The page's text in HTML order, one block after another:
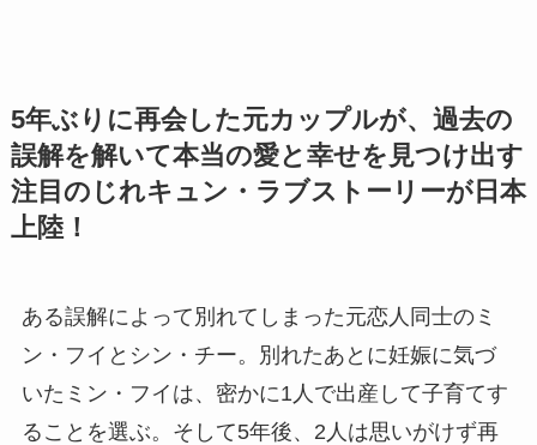
5年ぶりに再会した元カップルが、過去の
誤解を解いて本当の愛と幸せを見つけ出す
注目のじれキュン・ラブストーリーが日本
上陸！
ある誤解によって別れてしまった元恋人同士のミ
ン・フイとシン・チー。別れたあとに妊娠に気づ
いたミン・フイは、密かに1人で出産して子育てす
ることを選ぶ。そして5年後、2人は思いがけず再